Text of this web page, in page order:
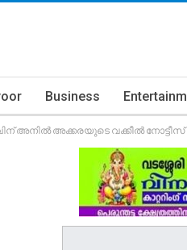
Business
അനിൽ അക്കരയുടെ വക്കീൽ നോട്ടീസ്​